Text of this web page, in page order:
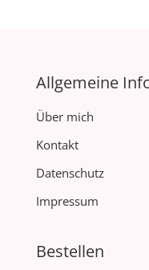
Allgemeine
Über mich
Kontakt
Datenschutz
Impressum
Bestellen